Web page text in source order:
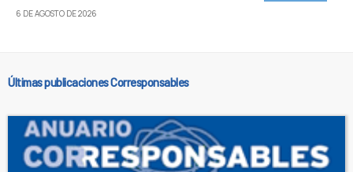
6 DE AGOSTO DE 2026
Últimas publicaciones Corresponsables